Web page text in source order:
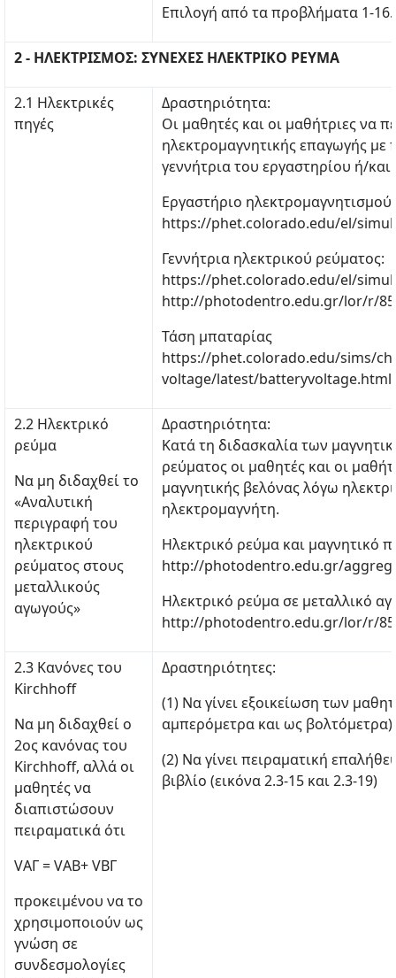
Επιλογή από τα προβλήματα 1-16.
2 - ΗΛΕΚΤΡΙΣΜΟΣ: ΣΥΝΕΧΕΣ ΗΛΕΚΤΡΙΚΟ ΡΕΥΜΑ
2.1 Ηλεκτρικές
πηγές
Δραστηριότητα:
Οι μαθητές και οι μαθήτριες να
ηλεκτρομαγνητικής επαγωγής με
γεννήτρια του εργαστηρίου ή/
Εργαστήριο ηλεκτρομαγνητισμού
https://phet.colorado.edu/el/
Γεννήτρια ηλεκτρικού ρεύματος:
https://phet.colorado.edu/el/
http://photodentro.edu.gr/lor/r/
Τάση μπαταρίας
https://phet.colorado.edu/sims/
voltage/latest/
2.2 Ηλεκτρικό
ρεύμα
Να μη διδαχθεί το
«Αναλυτική
περιγραφή του
ηλεκτρικού
ρεύματος στους
μεταλλικούς
αγωγούς»
Δραστηριότητα:
Κατά τη διδασκαλία των
ρεύματος οι μαθητές και οι
μαγνητικής βελόνας λόγω
ηλεκτρομαγνήτη.
Ηλεκτρικό ρεύμα και μαγνητικό
http://photodentro.edu.gr/
Ηλεκτρικό ρεύμα σε μεταλλικό
http://photodentro.edu.gr/lor/r/
2.3 Κανόνες του
Kirchhoff
Nα μη διδαχθεί o
2ος κανόνας του
Kirchhoff, αλλά οι
μαθητές να
διαπιστώσουν
πειραματικά ότι
VΑΓ = VΑΒ+ VΒΓ
προκειμένου να το
χρησιμοποιούν ως
γνώση σε
συνδεσμολογίες
Δραστηριότητες:
(1) Να γίνει εξοικείωση των
αμπερόμετρα και ως βολτόμετρα)
(2) Nα γίνει πειραματική
βιβλίο (εικόνα 2.3-15 και 2.3-19)